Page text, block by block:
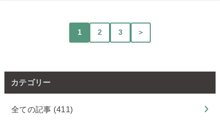
1 2 3 ＞
カテゴリー
全ての記事 (411)